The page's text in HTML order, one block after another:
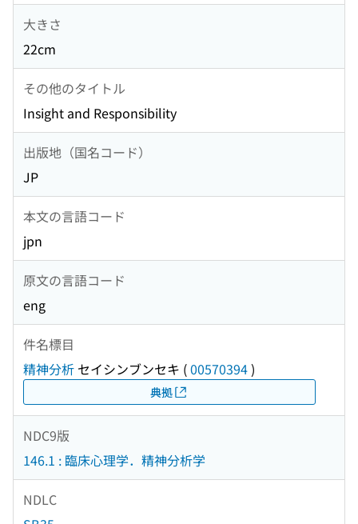
大きさ
22cm
その他のタイトル
Insight and Responsibility
出版地（国名コード）
JP
本文の言語コード
jpn
原文の言語コード
eng
件名標目
精神分析 セイシンブンセキ (00570394)
典拠
NDC9版
146.1 : 臨床心理学．精神分析学
NDLC